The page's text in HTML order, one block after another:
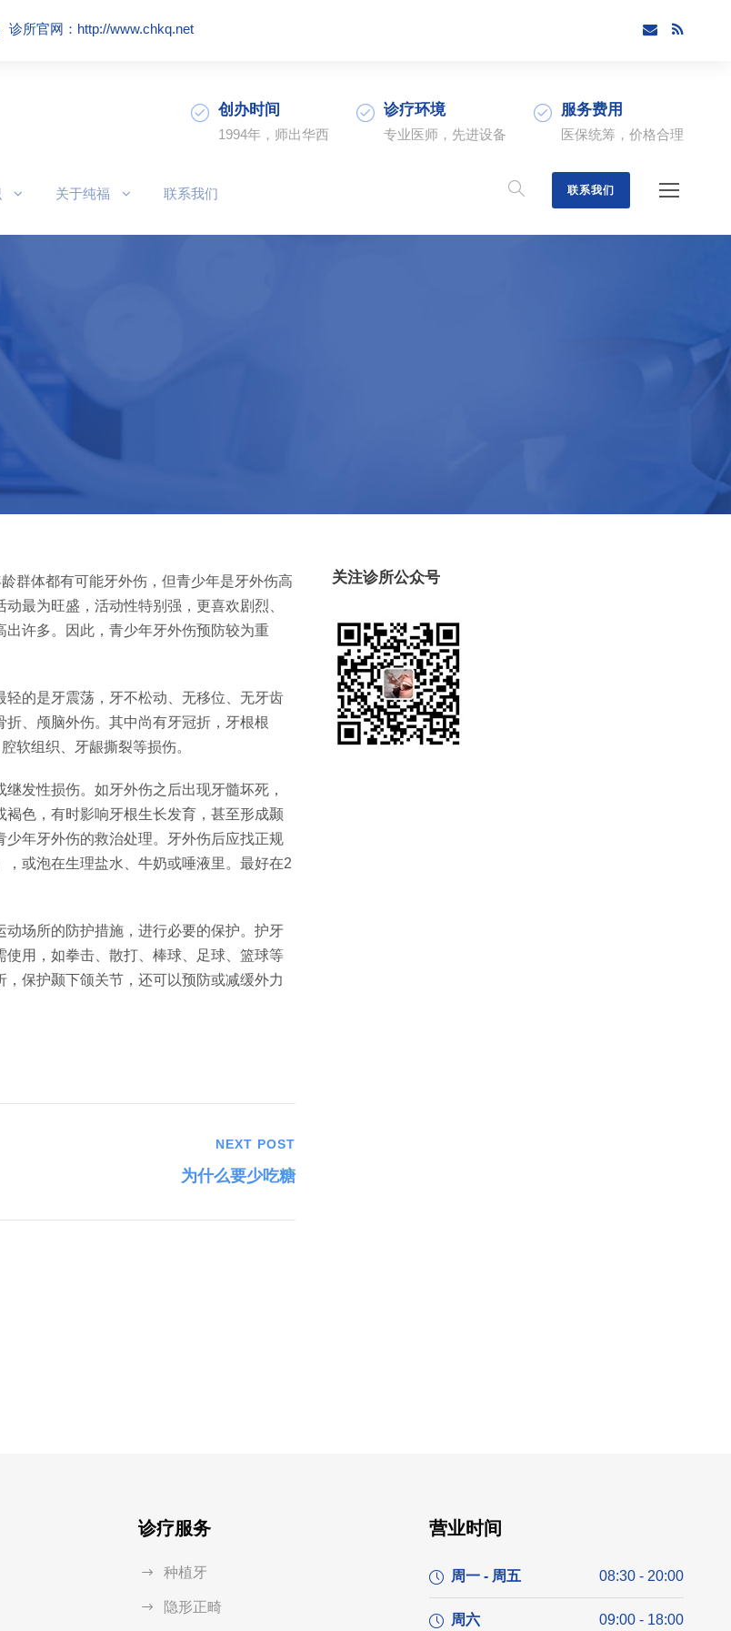
诊所官网： http://www.chkq.net
创办时间
1994年，师出华西
诊疗环境
专业医师，先进设备
服务费用
医保统筹，价格合理
关于纯福 联系我们 联系我们
群体都有可能牙外伤，但青少年是牙外伤高
最为旺盛，活动性特别强，更喜欢剧烈、
许多。因此，青少年牙外伤预防较为重
的是牙震荡，牙不松动、无移位、无牙齿
、颅脑外伤。其中尚有牙冠折，牙根根
软组织、牙龈撕裂等损伤。
发性损伤。如牙外伤之后出现牙髓坏死，
色，有时影响牙根生长发育，甚至形成颞
年牙外伤的救治处理。牙外伤后应找正规
或泡在生理盐水、牛奶或唾液里。最好在2
场所的防护措施，进行必要的保护。护牙
用，如拳击、散打、棒球、足球、篮球等
保护颞下颌关节，还可以预防或减缓外力
NEXT POST
为什么要少吃糖
关注诊所公众号
诊疗服务
种植牙
隐形正畸
营业时间
周一 - 周五 08:30 - 20:00
周六 09:00 - 18:00